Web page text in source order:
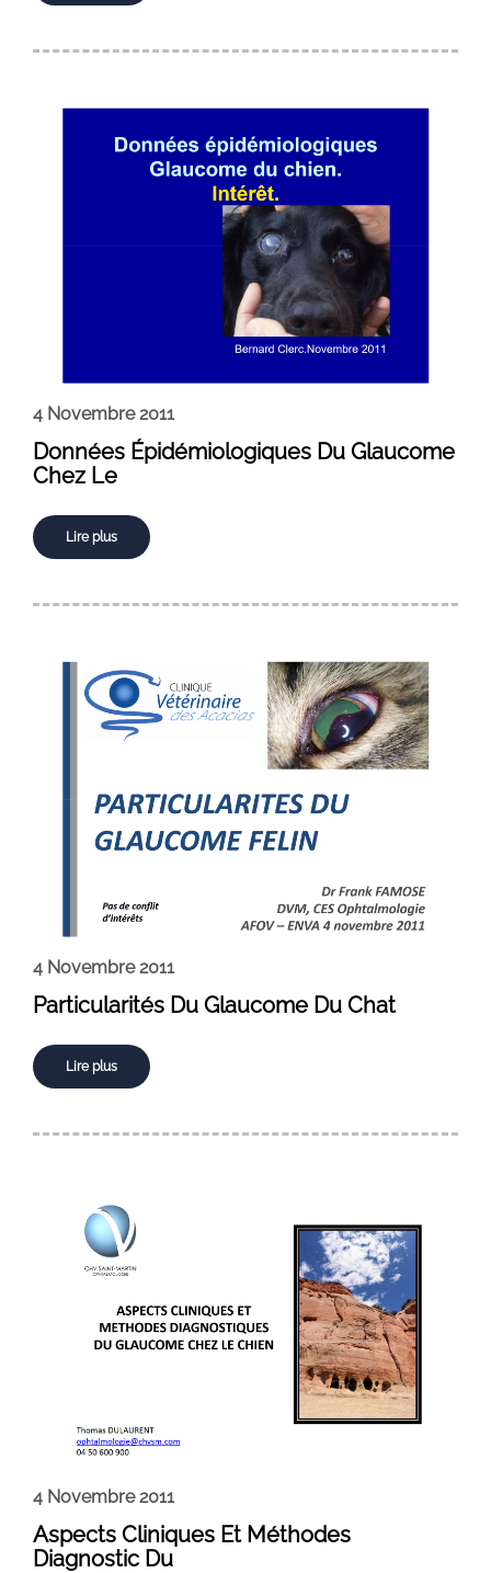
4 Novembre 2011
Données Épidémiologiques Du Glaucome
Chez Le
Lire plus
4 Novembre 2011
Particularités Du Glaucome Du Chat
Lire plus
4 Novembre 2011
Aspects Cliniques Et Méthodes
Diagnostic Du